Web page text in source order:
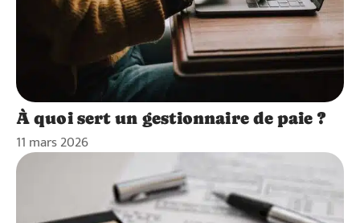
À quoi sert un gestionnaire de paie ?
11 mars 2026